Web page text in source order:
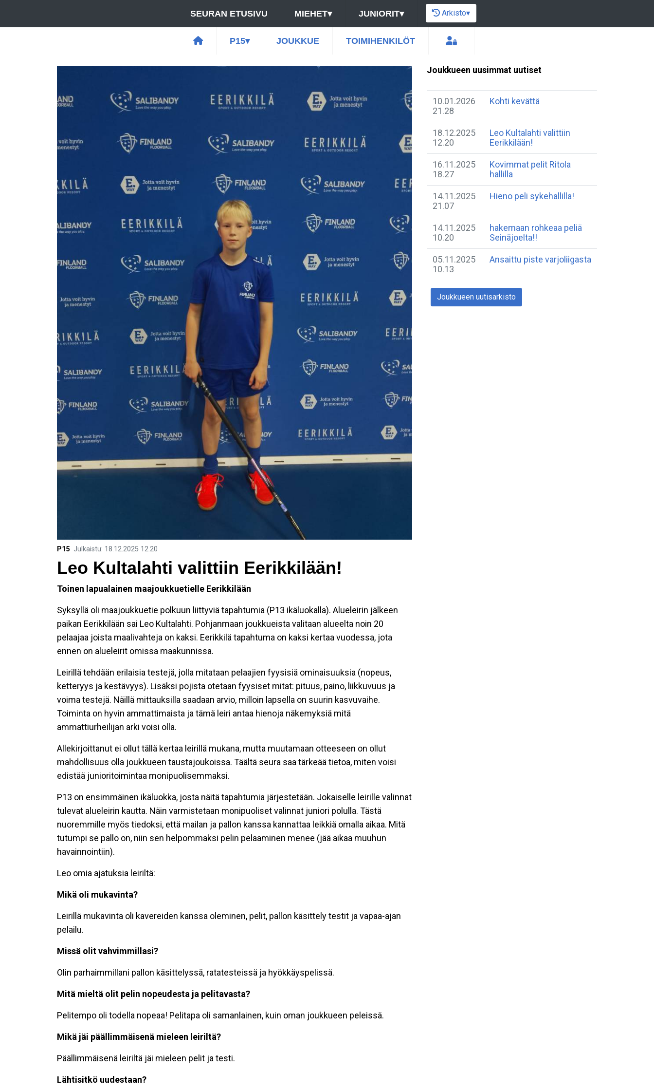
SEURAN ETUSIVU MIEHET▾ JUNIORIT▾ Arkisto▾
P15▾ JOUKKUE TOIMIHENKILÖT
P15 Julkaistu: 18.12.2025 12.20
Leo Kultalahti valittiin Eerikkilään!
Toinen lapualainen maajoukkuetielle Eerikkilään
Syksyllä oli maajoukkuetie polkuun liittyviä tapahtumia (P13 ikäluokalla). Alueleirin jälkeen
paikan Eerikkilään sai Leo Kultalahti. Pohjanmaan joukkueista valitaan alueelta noin 20
pelaajaa joista maalivahteja on kaksi. Eerikkilä tapahtuma on kaksi kertaa vuodessa, jota
ennen on alueleirit omissa maakunnissa.
Leirillä tehdään erilaisia testejä, jolla mitataan pelaajien fyysisiä ominaisuuksia (nopeus,
ketteryys ja kestävyys). Lisäksi pojista otetaan fyysiset mitat: pituus, paino, liikkuvuus ja
voima testejä. Näillä mittauksilla saadaan arvio, milloin lapsella on suurin kasvuvaihe.
Toiminta on hyvin ammattimaista ja tämä leiri antaa hienoja näkemyksiä mitä
ammattiurheilijan arki voisi olla.
Allekirjoittanut ei ollut tällä kertaa leirillä mukana, mutta muutamaan otteeseen on ollut
mahdollisuus olla joukkueen taustajoukoissa. Täältä seura saa tärkeää tietoa, miten voisi
edistää junioritoimintaa monipuolisemmaksi.
P13 on ensimmäinen ikäluokka, josta näitä tapahtumia järjestetään. Jokaiselle leirille valinnat
tulevat alueleirin kautta. Näin varmistetaan monipuoliset valinnat juniori polulla. Tästä
nuoremmille myös tiedoksi, että mailan ja pallon kanssa kannattaa leikkiä omalla aikaa. Mitä
tutumpi se pallo on, niin sen helpommaksi pelin pelaaminen menee (jää aikaa muuhun
havainnointiin).
Leo omia ajatuksia leiriltä:
Mikä oli mukavinta?
Leirillä mukavinta oli kavereiden kanssa oleminen, pelit, pallon käsittely testit ja vapaa-ajan
pelailu.
Missä olit vahvimmillasi?
Olin parhaimmillani pallon käsittelyssä, ratatesteissä ja hyökkäyspelissä.
Mitä mieltä olit pelin nopeudesta ja pelitavasta?
Pelitempo oli todella nopeaa! Pelitapa oli samanlainen, kuin oman joukkueen peleissä.
Mikä jäi päällimmäisenä mieleen leiriltä?
Päällimmäisenä leiriltä jäi mieleen pelit ja testi.
Lähtisitkö uudestaan?
Joukkueen uusimmat uutiset
10.01.2026
21.28
Kohti kevättä
18.12.2025
12.20
Leo Kultalahti valittiin
Eerikkilään!
16.11.2025
18.27
Kovimmat pelit Ritola
hallilla
14.11.2025
21.07
Hieno peli sykehallilla!
14.11.2025
10.20
hakemaan rohkeaa peliä
Seinäjoelta!!
05.11.2025
10.13
Ansaittu piste varjoliigasta
Joukkueen uutisarkisto